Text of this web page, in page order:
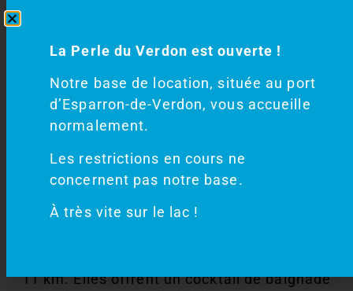
électrique, de pédalo
ou de canoë
La Perle du Verdon est une base nautique de
location de bateau électrique, pédalo ou
canoë.
Basses Gorges du Verdon
11 km. Elles offrent un cocktail de baignade
La Perle du Verdon est ouverte !
Notre base de location, située au port
d’Esparron-de-Verdon, vous accueille
normalement.
Les restrictions en cours ne
concernent pas notre base.
À très vite sur le lac !